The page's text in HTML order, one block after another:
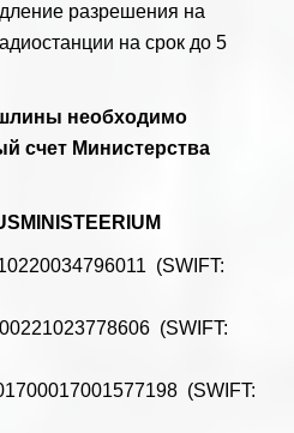
разрешения на
на срок до 5
необходимо
счет Министерства
(SWIFT:
(SWIFT:
(SWIFT: